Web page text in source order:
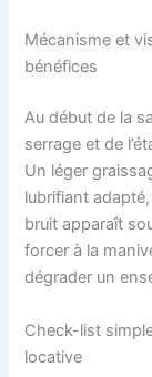
Mécanisme et
bénéfices
Au début de la
serrage et de
Un léger
lubrifiant adapté,
bruit apparaît
forcer à la
dégrader un
Check-list
locative